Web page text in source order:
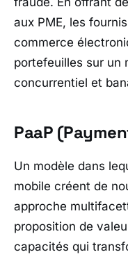
aux PME, les
commerce
portefeuilles sur un
concurrentiel et
PaaP
Un modèle dans
mobile créent de
approche
proposition de
capacités qui